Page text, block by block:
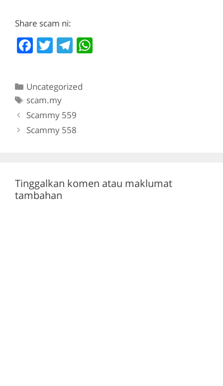
deskripsi Sumber
Share scam ni:
F
a
e
b
o
o
T
w
er
T
el
gr
a
m
Categories
Uncategorized
Tags
scam.my
Scammy 559
Scammy 558
Tinggalkan komen atau maklumat
tambahan